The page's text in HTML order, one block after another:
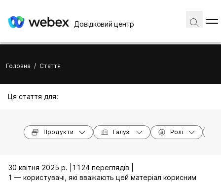
Довідковий центр
Головна / Стаття
Ця стаття для:
Продукти Галузі Ролі
30 квітня 2025 р. |
1124 переглядів |
1 — користувачі, які вважають цей матеріал корисним